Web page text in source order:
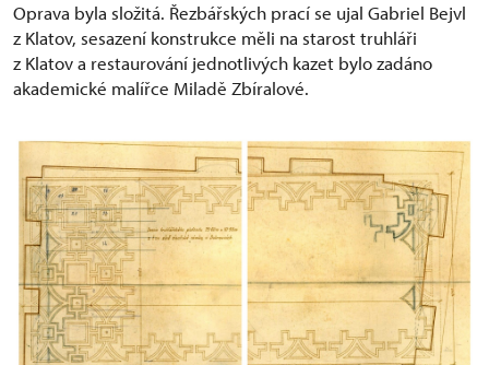
Oprava byla složitá. Řezbářských prací se ujal Gabriel Bejvl
z Klatov, sesazení konstrukce měli na starost truhláři
z Klatov a restaurování jednotlivých kazet bylo zadáno
akademické malířce Miladě Zbíralové.